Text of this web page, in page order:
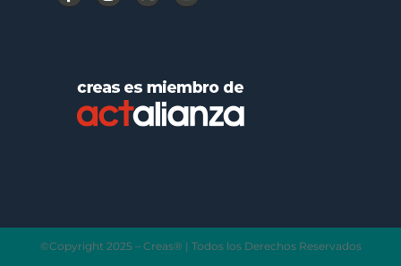
©Copyright 2025 – Creas® | Todos los Derechos Reservados